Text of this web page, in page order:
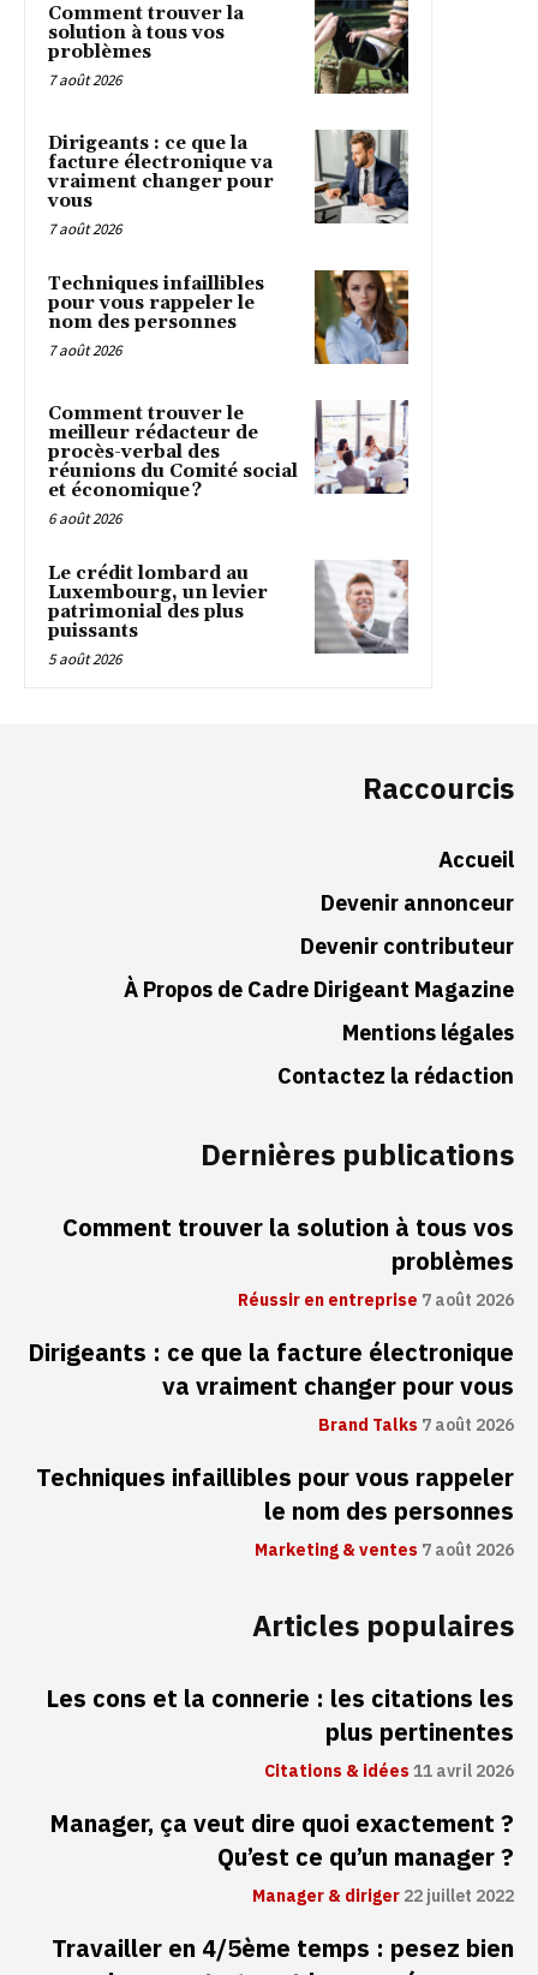
Comment trouver la
solution à tous vos
problèmes
7 août 2026
Dirigeants : ce que la
facture électronique va
vraiment changer pour
vous
7 août 2026
Techniques infaillibles
pour vous rappeler le
nom des personnes
7 août 2026
Comment trouver le
meilleur rédacteur de
procès-verbal des
réunions du Comité social
et économique ?
6 août 2026
Le crédit lombard au
Luxembourg, un levier
patrimonial des plus
puissants
5 août 2026
Raccourcis
Accueil
Devenir annonceur
Devenir contributeur
À Propos de Cadre Dirigeant Magazine
Mentions légales
Contactez la rédaction
Dernières publications
Comment trouver la solution à tous vos
problèmes
Réussir en entreprise 7 août 2026
Dirigeants : ce que la facture électronique
va vraiment changer pour vous
Brand Talks7 août 2026
Techniques infaillibles pour vous rappeler
le nom des personnes
Marketing & ventes7 août 2026
Articles populaires
Les cons et la connerie : les citations les
plus pertinentes
Citations & idées11 avril 2026
Manager, ça veut dire quoi exactement ?
Qu’est ce qu’un manager ?
Manager & diriger22 juillet 2022
Travailler en 4/5ème temps : pesez bien